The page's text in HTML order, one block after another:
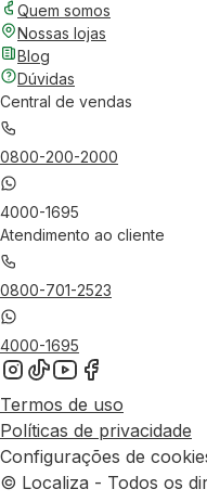
Quem somos
Nossas lojas
Blog
Dúvidas
Central de vendas
0800-200-2000
4000-1695
Atendimento ao cliente
0800-701-2523
4000-1695
Termos de uso
Políticas de privacidade
Configurações de
© Localiza - Todos os